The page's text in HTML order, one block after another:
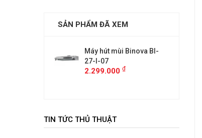
SẢN PHẨM ĐÃ XEM
Máy hút mùi Binova BI-
27-I-07
2.299.000 ₫
TIN TỨC THỦ THUẬT